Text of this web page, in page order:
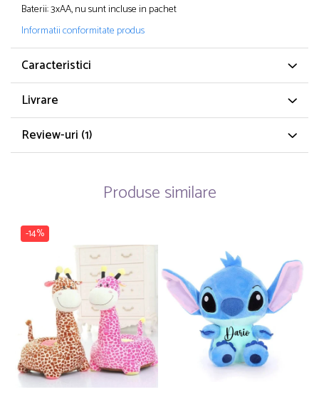
Baterii: 3xAA, nu sunt incluse in pachet
Informatii conformitate produs
Caracteristici
Livrare
Review-uri (1)
Produse similare
-14%